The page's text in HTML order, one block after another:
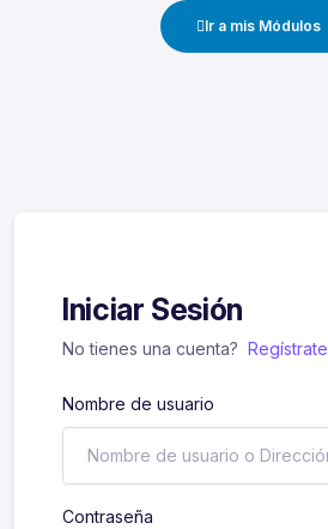
Ir a mis Módulos
Iniciar Sesión
No tienes una cuenta? Regístrate
Nombre de usuario
Contraseña